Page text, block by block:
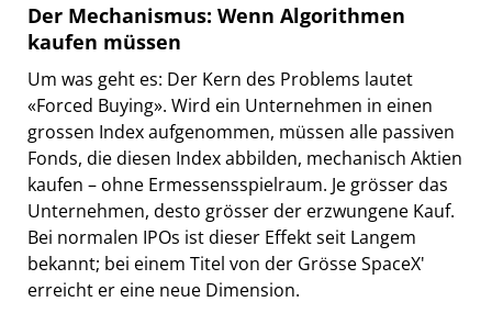
Der Mechanismus: Wenn Algorithmen
kaufen müssen
Um was geht es: Der Kern des Problems lautet
«Forced Buying». Wird ein Unternehmen in einen
grossen Index aufgenommen, müssen alle passiven
Fonds, die diesen Index abbilden, mechanisch Aktien
kaufen – ohne Ermessensspielraum. Je grösser das
Unternehmen, desto grösser der erzwungene Kauf.
Bei normalen IPOs ist dieser Effekt seit Langem
bekannt; bei einem Titel von der Grösse SpaceX'
erreicht er eine neue Dimension.